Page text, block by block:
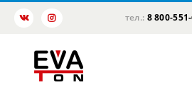
тел.: 8 800-